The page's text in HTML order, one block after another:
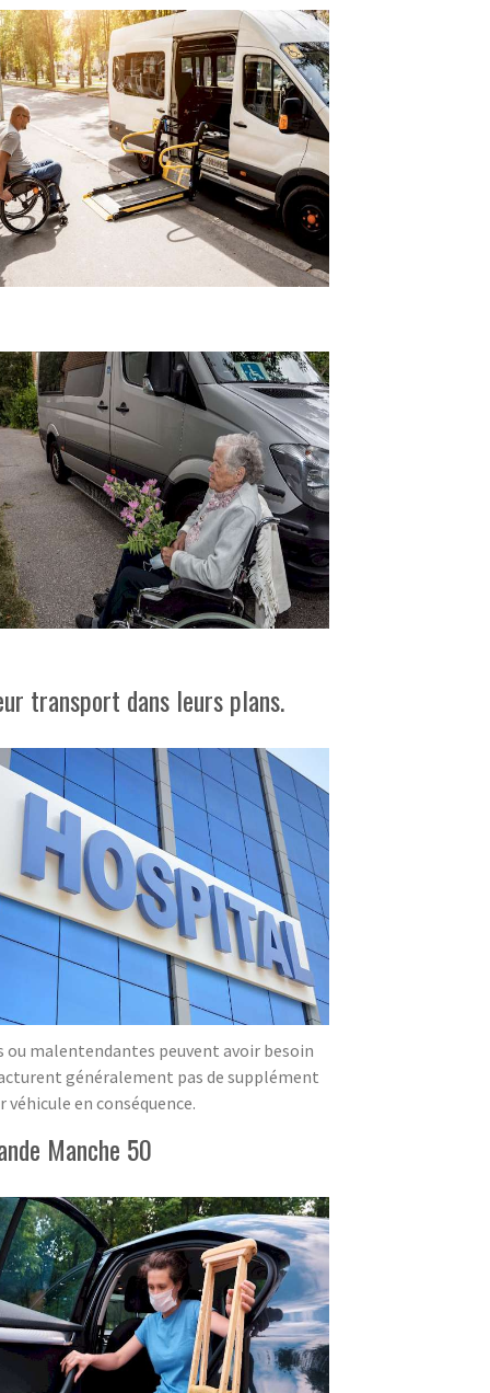
transport dans leurs plans.
ou malentendantes peuvent avoir besoin
généralement pas de supplément
en conséquence.
Manche 50